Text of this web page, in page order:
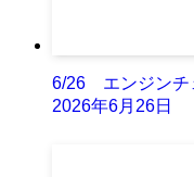
6/26 エンジンチ
2026年6月26日